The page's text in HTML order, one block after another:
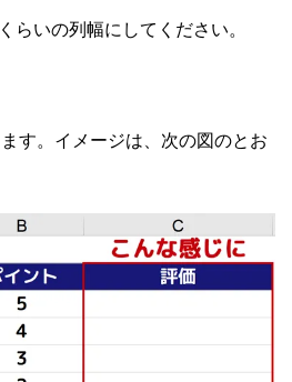
らいの列幅にしてください。
す。イメージは、次の図のとお